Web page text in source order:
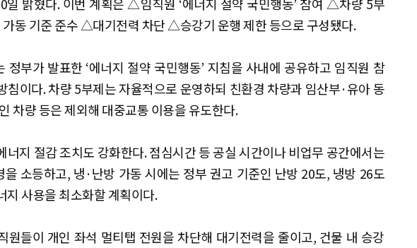
동 기준 준수 △대기전력 차단 △승강기 운행 제한 등으로 구성됐다.
정부가 발표한 ‘에너지 절약 국민행동’ 지침을 사내에 공유하고 임직원 참
침이다. 차량 5부제는 자율적으로 운영하되 친환경 차량과 임산부·유아 동
차량 등은 제외해 대중교통 이용을 유도한다.
너지 절감 조치도 강화한다. 점심시간 등 공실 시간이나 비업무 공간에서는
을 소등하고, 냉·난방 가동 시에는 정부 권고 기준인 난방 20도, 냉방 26도
지 사용을 최소화할 계획이다.
원들이 개인 좌석 멀티탭 전원을 차단해 대기전력을 줄이고, 건물 내 승강